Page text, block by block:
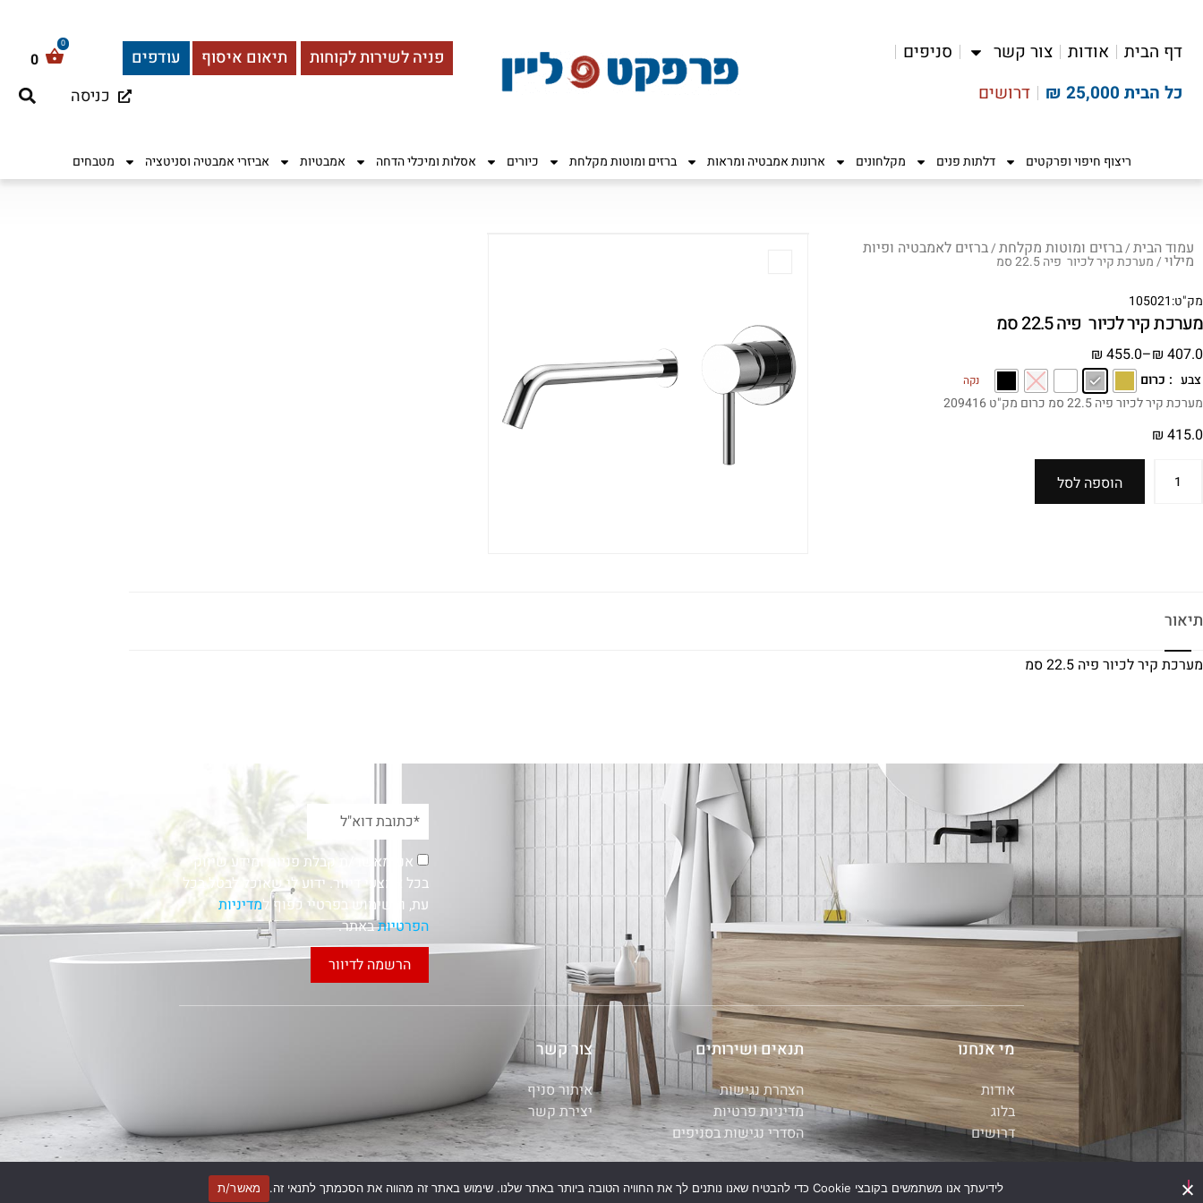
דף הבית אודות צור קשר
סניפים
כל הבית 25,000 ₪
דרושים
פניה לשירות לקוחות תיאום איסוף עודפים 0
כניסה
ריצוף חיפוי ופרקטים דלתות פנים מקלחונים ארונות אמבטיה ומראות ברזים ומוטות מקלחת כיורים אסלות ומיכלי הדחה אמבטיות אביזרי אמבטיה וסניטציה מטבחים
עמוד הבית/ברזים ומוטות מקלחת/ברזים לאמבטיה ופיות
מילוי/ מערכת קיר לכיור פיה 22.5 סמ
מק"ט:105021
מערכת קיר לכיור פיה 22.5 סמ
₪ 407.0
–
₪ 455.0
צבע : כרום נקה
מערכת קיר לכיור פיה 22.5 סמ כרום מק"ט 209416
₪ 415.0
הוספה לסל
תיאור
מערכת קיר לכיור פיה 22.5 סמ
אני מאשר/ת קבלת פניות ומידע שיווקי
בכל אמצעי דיוור. ידוע לי שאוכל לבטל בכל
עת, והשימוש בפרטיי כפוף למדיניות
הפרטיותבאתר.
הרשמה לדיוור
מי אנחנו
אודות
בלוג
דרושים
תנאים ושירותים
הצהרת נגישות
מדיניות פרטיות
הסדרי נגישות בסניפים
צור קשר
איתור סניף
יצירת קשר
לידיעתך אנו משתמשים בקובצי Cookie כדי להבטיח שאנו נותנים לך את החוויה הטובה ביותר באתר שלנו. שימוש באתר זה מהווה את הסכמתך לתנאי זה. מאשר/ת